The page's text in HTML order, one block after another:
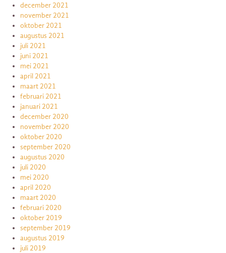
december 2021
november 2021
oktober 2021
augustus 2021
juli 2021
juni 2021
mei 2021
april 2021
maart 2021
februari 2021
januari 2021
december 2020
november 2020
oktober 2020
september 2020
augustus 2020
juli 2020
mei 2020
april 2020
maart 2020
februari 2020
oktober 2019
september 2019
augustus 2019
juli 2019